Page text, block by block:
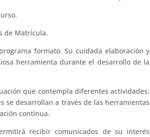
de Matrícula.
formato. Su cuidada elaboración y
herramienta durante el desarrollo de la
que contempla diferentes actividades:
se desarrollan a través de las herramientas
continua.
recibir comunicados de su interés